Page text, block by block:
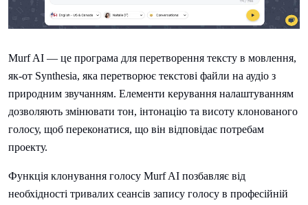
Murf AI — це програма для перетворення тексту в мовлення,
як-от Synthesia, яка перетворює текстові файли на аудіо з
природним звучанням. Елементи керування налаштуванням
дозволяють змінювати тон, інтонацію та висоту клонованого
голосу, щоб переконатися, що він відповідає потребам
проекту.
Функція клонування голосу Murf AI позбавляє від
необхідності тривалих сеансів запису голосу в професійній